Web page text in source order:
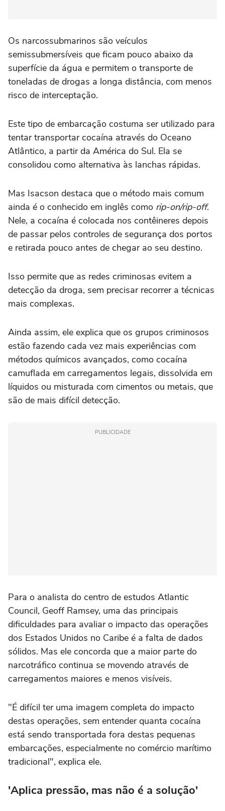
Os narcossubmarinos são veículos
semissubmersíveis que ficam pouco abaixo da
superfície da água e permitem o transporte de
toneladas de drogas a longa distância, com menos
risco de interceptação.
Este tipo de embarcação costuma ser utilizado para
tentar transportar cocaína através do Oceano
Atlântico, a partir da América do Sul. Ela se
consolidou como alternativa às lanchas rápidas.
Mas Isacson destaca que o método mais comum
ainda é o conhecido em inglês como rip-on/rip-off.
Nele, a cocaína é colocada nos contêineres depois
de passar pelos controles de segurança dos portos
e retirada pouco antes de chegar ao seu destino.
Isso permite que as redes criminosas evitem a
detecção da droga, sem precisar recorrer a técnicas
mais complexas.
Ainda assim, ele explica que os grupos criminosos
estão fazendo cada vez mais experiências com
métodos químicos avançados, como cocaína
camuflada em carregamentos legais, dissolvida em
líquidos ou misturada com cimentos ou metais, que
são de mais difícil detecção.
PUBLICIDADE
Para o analista do centro de estudos Atlantic
Council, Geoff Ramsey, uma das principais
dificuldades para avaliar o impacto das operações
dos Estados Unidos no Caribe é a falta de dados
sólidos. Mas ele concorda que a maior parte do
narcotráfico continua se movendo através de
carregamentos maiores e menos visíveis.
"É difícil ter uma imagem completa do impacto
destas operações, sem entender quanta cocaína
está sendo transportada fora destas pequenas
embarcações, especialmente no comércio marítimo
tradicional", explica ele.
'Aplica pressão, mas não é a solução'